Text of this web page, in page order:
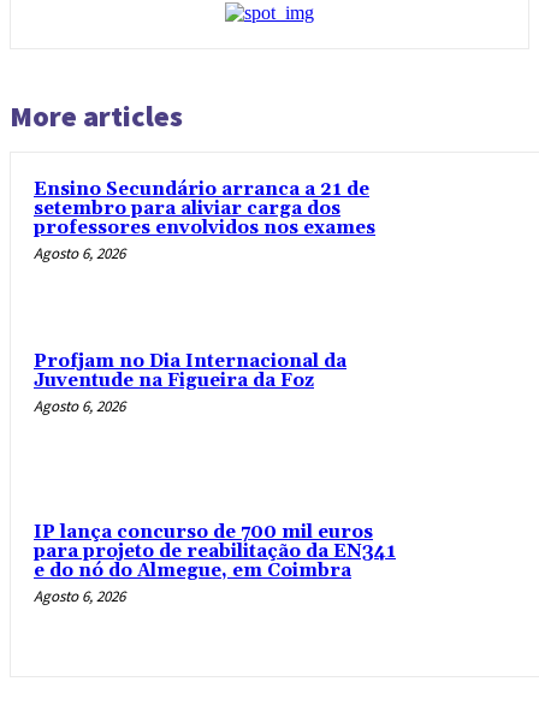
More articles
Ensino Secundário arranca a 21 de
setembro para aliviar carga dos
professores envolvidos nos exames
Agosto 6, 2026
Profjam no Dia Internacional da
Juventude na Figueira da Foz
Agosto 6, 2026
IP lança concurso de 700 mil euros
para projeto de reabilitação da EN341
e do nó do Almegue, em Coimbra
Agosto 6, 2026